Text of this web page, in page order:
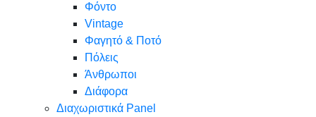
Φόντο
Vintage
Φαγητό & Ποτό
Πόλεις
Άνθρωποι
Διάφορα
Διαχωριστικά Panel